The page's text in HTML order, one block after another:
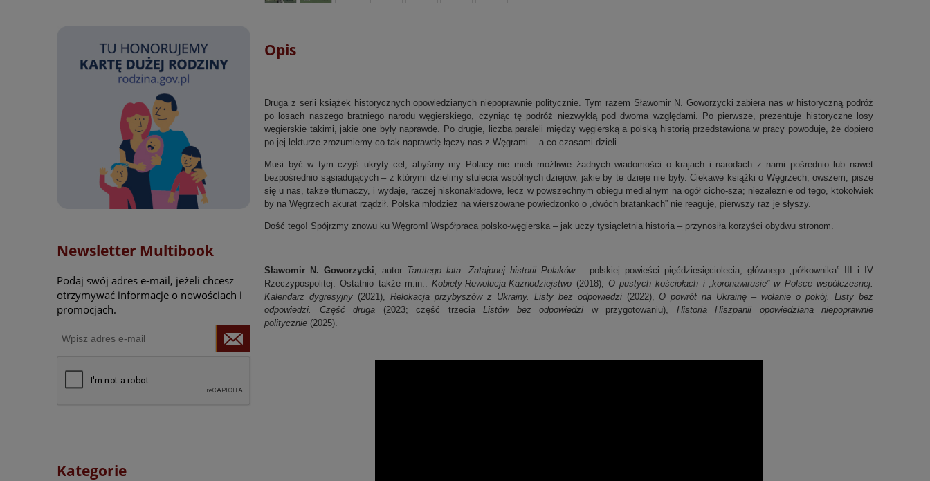
Newsletter Multibook
Podaj swój adres e-mail, jeżeli chcesz
otrzymywać informacje o nowościach i
promocjach.
Kategorie
Opis
Druga z serii książek historycznych opowiedzianych niepoprawnie politycznie. Tym razem Sławomir N. Goworzycki zabiera nas w historyczną podróż
po losach naszego bratniego narodu węgierskiego, czyniąc tę podróż niezwykłą pod dwoma względami. Po pierwsze, prezentuje historyczne losy
węgierskie takimi, jakie one były naprawdę. Po drugie, liczba paraleli między węgierską a polską historią przedstawiona w pracy powoduje, że dopiero
po jej lekturze zrozumiemy co tak naprawdę łączy nas z Węgrami... a co czasami dzieli...
Musi być w tym czyjś ukryty cel, abyśmy my Polacy nie mieli możliwie żadnych wiadomości o krajach i narodach z nami pośrednio lub nawet
bezpośrednio sąsiadujących – z którymi dzielimy stulecia wspólnych dziejów, jakie by te dzieje nie były. Ciekawe książki o Węgrzech, owszem, pisze
się u nas, także tłumaczy, i wydaje, raczej niskonakładowe, lecz w powszechnym obiegu medialnym na ogół cicho-sza; niezależnie od tego, ktokolwiek
by na Węgrzech akurat rządził. Polska młodzież na wierszowane powiedzonko o „dwóch bratankach” nie reaguje, pierwszy raz je słyszy.
Dość tego! Spójrzmy znowu ku Węgrom! Współpraca polsko-węgierska – jak uczy tysiącletnia historia – przynosiła korzyści obydwu stronom.
Sławomir N. Goworzycki , autor Tamtego lata. Zatajonej historii Polaków – polskiej powieści pięćdziesięciolecia, głównego „półkownika” III i IV
Rzeczypospolitej. Ostatnio także m.in.:Kobiety-Rewolucja-Kaznodziejstwo (2018),
O pustych kościołach i „koronawirusie” w Polsce współczesnej.
Kalendarz dygresyjny (2021), Relokacja przybyszów z Ukrainy. Listy bez odpowiedzi (2022),
O powrót na Ukrainę – wołanie o pokój. Listy bez
odpowiedzi. Część druga (2023; część trzeciaListów bez odpowiedzi w przygotowaniu), Historia Hiszpanii opowiedziana niepoprawnie
politycznie (2025).